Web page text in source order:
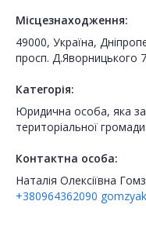
Місцезнаходження:
49000, Україна,
просп. Д.Яворницького
Категорія:
Юридична особа, яка
територіальної громади
Контактна особа:
Наталія Олексіївна
+380964362090